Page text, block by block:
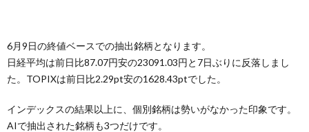
6月9日の終値ベースでの抽出銘柄となります。
日経平均は前日比87.07円安の23091.03円と7日ぶりに反落しまし
た。TOPIXは前日比2.29pt安の1628.43ptでした。
インデックスの結果以上に、個別銘柄は勢いがなかった印象です。
AIで抽出された銘柄も3つだけです。